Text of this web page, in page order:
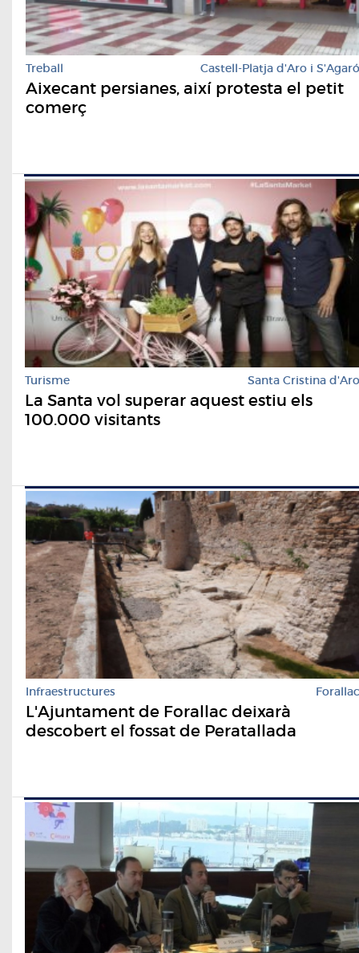
Treball Castell-Platja d'Aro i S'Agaró
Aixecant persianes, així protesta el petit
comerç
Turisme Santa Cristina d'Aro
La Santa vol superar aquest estiu els
100.000 visitants
Infraestructures Forallac
L'Ajuntament de Forallac deixarà
descobert el fossat de Peratallada